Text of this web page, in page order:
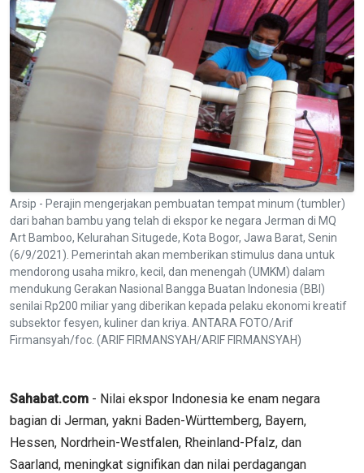
Arsip - Perajin mengerjakan pembuatan tempat minum (tumbler)
dari bahan bambu yang telah di ekspor ke negara Jerman di MQ
Art Bamboo, Kelurahan Situgede, Kota Bogor, Jawa Barat, Senin
(6/9/2021). Pemerintah akan memberikan stimulus dana untuk
mendorong usaha mikro, kecil, dan menengah (UMKM) dalam
mendukung Gerakan Nasional Bangga Buatan Indonesia (BBI)
senilai Rp200 miliar yang diberikan kepada pelaku ekonomi kreatif
subsektor fesyen, kuliner dan kriya. ANTARA FOTO/Arif
Firmansyah/foc. (ARIF FIRMANSYAH/ARIF FIRMANSYAH)
Sahabat.com - Nilai ekspor Indonesia ke enam negara
bagian di Jerman, yakni Baden-Württemberg, Bayern,
Hessen, Nordrhein-Westfalen, Rheinland-Pfalz, dan
Saarland, meningkat signifikan dan nilai perdagangan